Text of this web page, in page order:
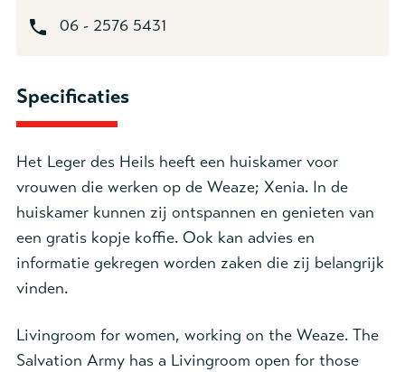
06 - 2576 5431
Specificaties
Het Leger des Heils heeft een huiskamer voor
vrouwen die werken op de Weaze; Xenia. In de
huiskamer kunnen zij ontspannen en genieten van
een gratis kopje koffie. Ook kan advies en
informatie gekregen worden zaken die zij belangrijk
vinden.
Livingroom for women, working on the Weaze. The
Salvation Army has a Livingroom open for those